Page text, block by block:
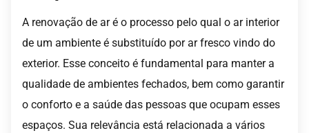
A renovação de ar é o processo pelo qual o ar interior
de um ambiente é substituído por ar fresco vindo do
exterior. Esse conceito é fundamental para manter a
qualidade de ambientes fechados, bem como garantir
o conforto e a saúde das pessoas que ocupam esses
espaços. Sua relevância está relacionada a vários